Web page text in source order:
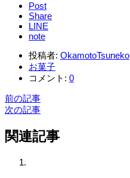
Post
Share
LINE
note
投稿者: OkamotoTsuneko
お菓子
コメント: 0
前の記事
次の記事
関連記事